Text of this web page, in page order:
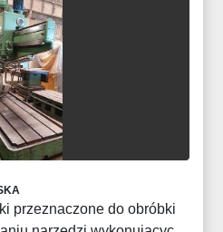
według
przeznaczone do obróbki